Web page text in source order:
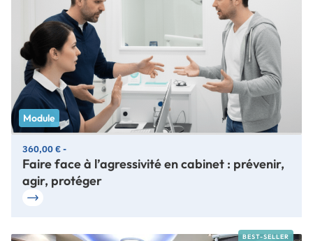
Module
360,00 € -
Faire face à l’agressivité en cabinet : prévenir,
agir, protéger
BEST-SELLER